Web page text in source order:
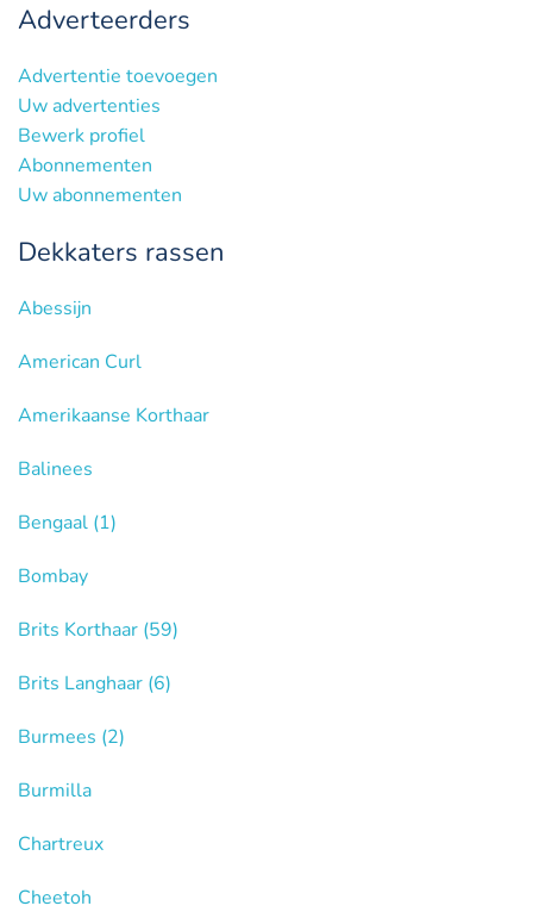
Adverteerders
Advertentie toevoegen
Uw advertenties
Bewerk profiel
Abonnementen
Uw abonnementen
Dekkaters rassen
Abessijn
American Curl
Amerikaanse Korthaar
Balinees
Bengaal (1)
Bombay
Brits Korthaar (59)
Brits Langhaar (6)
Burmees (2)
Burmilla
Chartreux
Cheetoh